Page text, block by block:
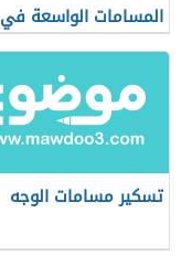
المسامات الواسعة في
الوجه
تسكير مسامات الوجه